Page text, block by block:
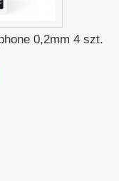
0,2mm 4 szt.